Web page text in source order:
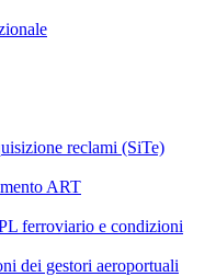
reclami (SiTe)
ART
ferroviario e condizioni
dei gestori aeroportuali